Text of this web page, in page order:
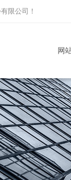
限公司 ！
网